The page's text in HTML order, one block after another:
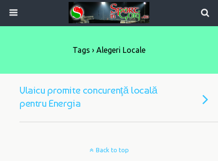
Tags › Alegeri Locale
Vlaicu promite concurenţă locală
pentru Energia
Back to top